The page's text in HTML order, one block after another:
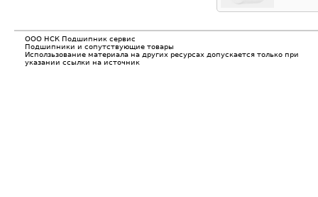
ООО НСК Подшипник сервис
Подшипники и сопутствующие товары
Исползьзование материала на других ресурсах допускается только при
указании ссылки на источник